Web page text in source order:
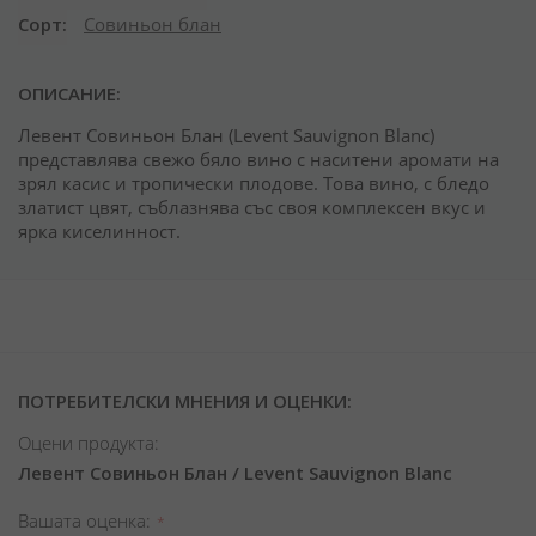
Сорт Совиньон блан
ОПИСАНИЕ:
Левент Совиньон Блан (Levent Sauvignon Blanc)
представлява свежо бяло вино с наситени аромати на
зрял касис и тропически плодове. Това вино, с бледо
златист цвят, съблазнява със своя комплексен вкус и
ярка киселинност.
ПОТРЕБИТЕЛСКИ МНЕНИЯ И ОЦЕНКИ:
Оцени продукта:
Левент Совиньон Блан / Levent Sauvignon Blanc
Вашата оценка